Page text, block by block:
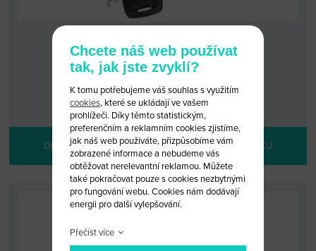
VLOŽKA SPÍNACÍ SKŘÍNKY FIAT
MALOOBCHODNÍ CENA: 1 300 KČ
VELKOOBCHODNÍ CENA:PO PŘIHLÁŠENÍ
DETAIL PRODUKTU PŘIDAT DO KOŠÍKU
Chcete náš web používat
tak, jak jste zvyklí?
K tomu potřebujeme váš souhlas s využitím
cookies, které se ukládají ve vašem
prohlížeči. Díky těmto statistickým,
preferenčním a reklamním cookies zjistíme,
jak náš web používáte, přizpůsobíme vám
zobrazené informace a nebudeme vás
obtěžovat nerelevantní reklamou. Můžete
také pokračovat pouze s cookies nezbytnými
pro fungování webu. Cookies nám dodávají
energii pro další vylepšování.
Přečíst více